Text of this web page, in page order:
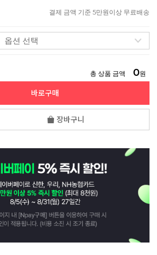
결제 금액 기준 5만원이상 무료배송
총 상품 금액 0원
바로구매
장바구니